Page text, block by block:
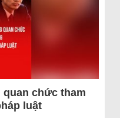
chức tham
luật